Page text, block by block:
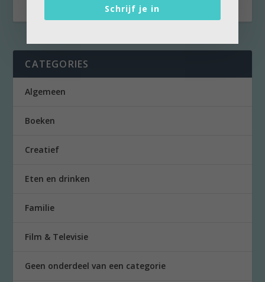
CATEGORIES
Algemeen
Boeken
Creatief
Eten en drinken
Familie
Film & Televisie
Geen onderdeel van een categorie
Schrijf je in